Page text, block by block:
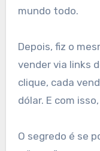
mundo todo.
Depois, fiz o
vender via links
clique, cada
dólar. E com
O segredo é se